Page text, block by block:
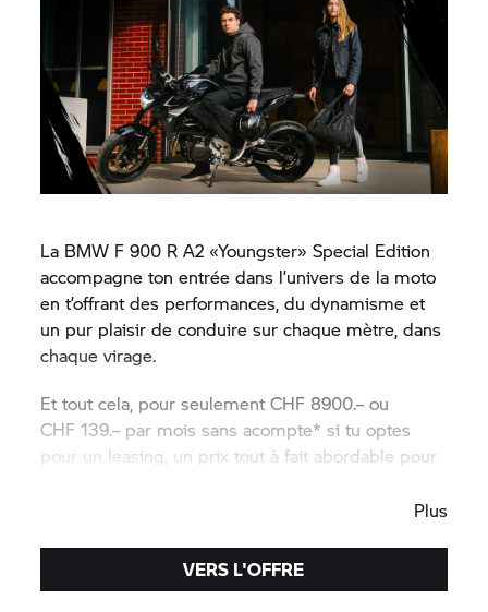
La BMW F 900 R A2 «Youngster» Special Edition
accompagne ton entrée dans l’univers de la moto
en t’offrant des performances, du dynamisme et
un pur plaisir de conduire sur chaque mètre, dans
chaque virage.
Et tout cela, pour seulement CHF 8900.– ou
CHF 139.– par mois sans acompte* si tu optes
pour un leasing, un prix tout à fait abordable pour
Plus
VERS L'OFFRE